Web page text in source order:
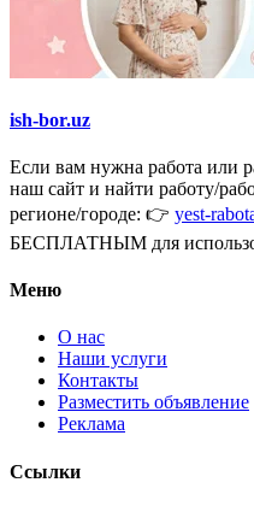
ish-bor.uz
Если вам нужна работа или
наш сайт и найти работу/
регионе/городе: 👉 yest-
БЕСПЛАТНЫМ для
Меню
О нас
Наши услуги
Контакты
Разместить объявление
Реклама
Ссылки